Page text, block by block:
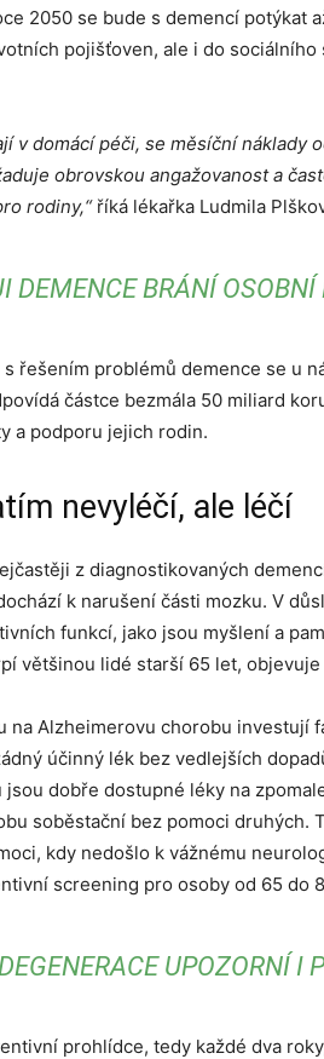
2050 se bude s demencí potýkat
pojišťoven, ale i do
v domácí péči, se měsíční náklady
obrovskou angažovanost a
rodiny,“říká lékařka Ludmila
DEMENCE BRÁNÍ
řešením problémů demence se u
částce bezmála 50 miliard
a podporu jejich rodin.
nevyléčí, ale léčí
z diagnostikovaných
k narušení části mozku. V
funkcí, jako jsou myšlení a
většinou lidé starší 65 let,
na Alzheimerovu chorobu investují
účinný lék bez vedlejších
jsou dobře dostupné léky na
soběstační bez pomoci druhých.
kdy nedošlo k vážnému
screening pro osoby od 65 do
UPOZORNÍ I
prohlídce, tedy každé dva